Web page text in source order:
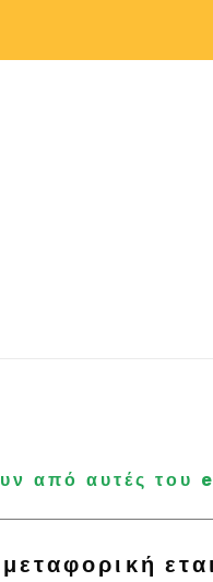
από αυτές του